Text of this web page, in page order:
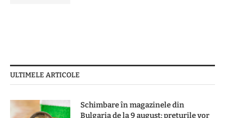
ULTIMELE ARTICOLE
Schimbare în magazinele din
Bulgaria de la 9 august: prețurile vor